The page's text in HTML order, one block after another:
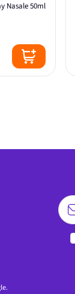
Nasale 50ml